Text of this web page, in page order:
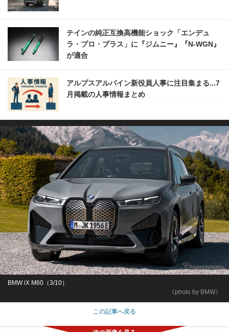
テインの純正互換高機能ショック「エンデュ
ラ・プロ・プラス」に『ジムニー』『N-WGN』
が適合
アルプスアルパイン新役員人事に注目集まる...7
月掲載の人事情報まとめ
《photo by BMW》
BMW iX M60（3/10）
この記事へ戻る